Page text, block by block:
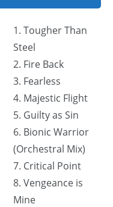
1. Tougher Than
Steel
2. Fire Back
3. Fearless
4. Majestic Flight
5. Guilty as Sin
6. Bionic Warrior
(Orchestral Mix)
7. Critical Point
8. Vengeance is
Mine